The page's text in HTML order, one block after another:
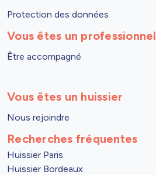
Protection des données
Vous êtes un professionnel
Être accompagné
Vous êtes un huissier
Nous rejoindre
Recherches fréquentes
Huissier Paris
Huissier Bordeaux